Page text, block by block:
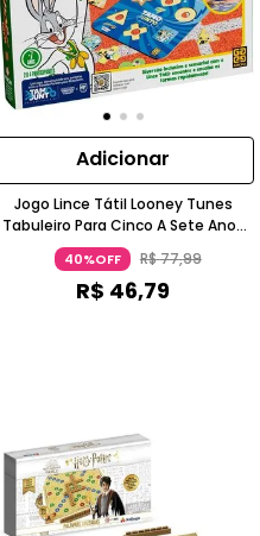
Adicionar
Jogo Lince Tátil Looney Tunes
Tabuleiro Para Cinco A Sete Anos
GROW
40%OFF R$77,99
R$ 46,79